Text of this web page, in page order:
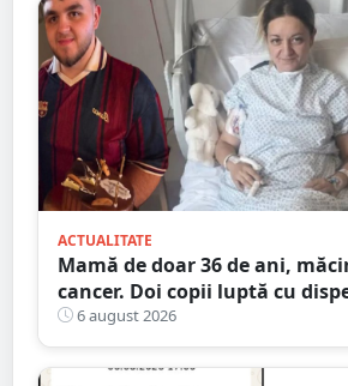
ACTUALITATE
Mamă de doar 36 de ani,
cancer. Doi copii luptă cu
salveze mama: „Nu o lăsați să
6 august 2026